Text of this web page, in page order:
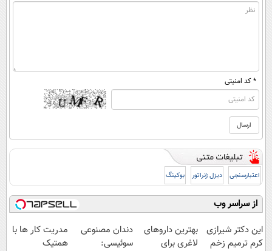
* کد امنیتی
اعتبارسنجی دیزل ژنراتور بوکینگ
از سراسر وب
این دکتر شیرازی
کرم ترمیم زخم
بهترین داروهای
لاغری برای
دندان مصنوعی
سوئیسی:
مدریت کار ها با
همتیک